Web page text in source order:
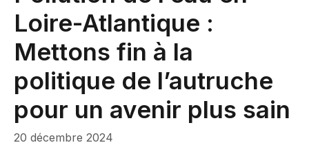
Loire-Atlantique :
Mettons fin à la
politique de l’autruche
pour un avenir plus sain
20 décembre 2024